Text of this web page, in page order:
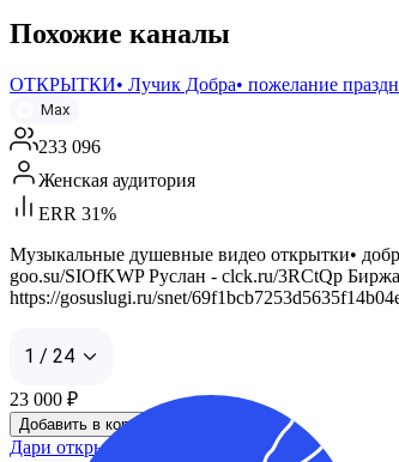
Похожие каналы
ОТКРЫТКИ• Лучик Добра• пожелание
Max
233 096
Женская аудитория
ERR 31%
Музыкальные душевные видео открытки•
goo.su/SIOfKWP Руслан - clck.ru/3RCtQp
https://gosuslugi.ru/snet/
1 / 24
23 000 ₽
Добавить в корзину
Дари открытки